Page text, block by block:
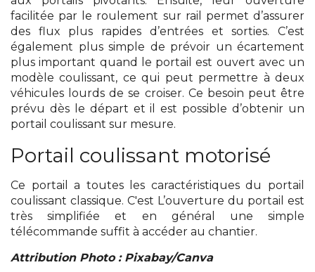
facilitée par le roulement sur rail permet d’assurer
des flux plus rapides d’entrées et sorties. C’est
également plus simple de prévoir un écartement
plus important quand le portail est ouvert avec un
modèle coulissant, ce qui peut permettre à deux
véhicules lourds de se croiser. Ce besoin peut être
prévu dès le départ et il est possible d’obtenir un
portail coulissant sur mesure.
Portail coulissant motorisé
Ce portail a toutes les caractéristiques du portail
coulissant classique. C'est L’ouverture du portail est
très simplifiée et en général une simple
télécommande suffit à accéder au chantier.
Attribution Photo : Pixabay/Canva